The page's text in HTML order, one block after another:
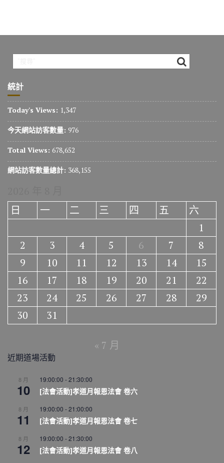
統計
Today's Views: 1,347
今天網站訪客數量: 976
Total Views: 678,652
網站訪客數量總計: 368,155
日
一 二 三 四 五
六
1
2
3 4 5 6 7
8
9
10 11 12 13 14
15
16
17 18 19 20 21
22
23
24 25 26 27 28
29
30
31
« 7 月
近期道場活動
8 月
10
19:00:00 -21:30:00
[法會活動]孝道月報恩法會 卷六
8 月
11
19:00:00 -21:00:00
[法會活動]孝道月報恩法會 卷七
8 月
12
19:00:00 -21:30:00
[法會活動]孝道月報恩法會 卷八